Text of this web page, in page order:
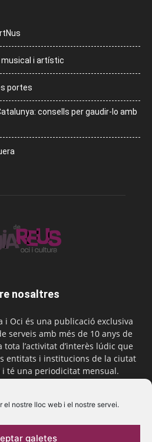
nostre lloc web i el nostre servei.
galetes
musical i artístic
portes
consells per gaudir-lo amb
nosaltres
i Oci és una publicació exclusiva
serveis amb més de 10 anys de
l’activitat d’interès lúdic que
entitats i institucions de la ciutat
i té una periodicitat mensual.